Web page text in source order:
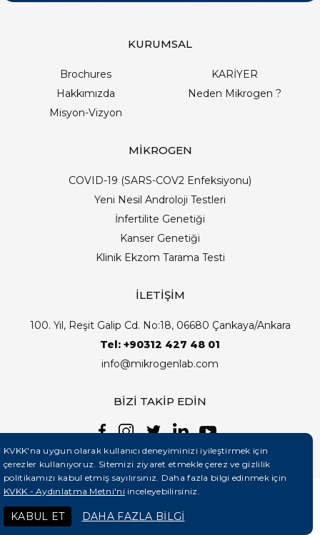
KURUMSAL
Brochures
KARİYER
Hakkımızda
Neden Mikrogen ?
Misyon-Vizyon
MİKROGEN
COVID-19 (SARS-COV2 Enfeksiyonu)
Yeni Nesil Androloji Testleri
İnfertilite Genetiği
Kanser Genetiği
Klinik Ekzom Tarama Testi
İLETİŞİM
100. Yıl, Reşit Galip Cd. No:18, 06680 Çankaya/Ankara
Tel: +90312 427 48 01
info@mikrogenlab.com
BİZİ TAKİP EDİN
Teknobay (+90 444 5 331)
KVKK'na uygun olarak kullanıcı deneyiminizi iyileştirmek için
çerezler kullanıyoruz. Sitemizi ziyaret etmekle çerez ve gizlilik
politikamızı kabul etmiş sayılırsınız. Daha fazla bilgi edinmek için
KVKK - Aydınlatma Metni'ni inceleyebilirsiniz.
KABUL ET DAHA FAZLA BİLGİ